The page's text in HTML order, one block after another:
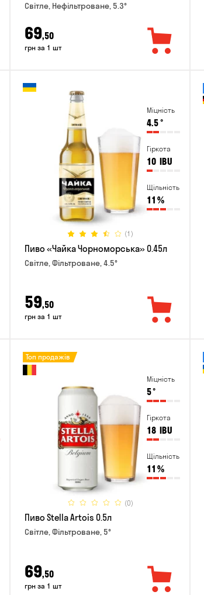
Світле, Нефільтроване, 5.3°
69,50
грн за 1 шт
Міцність
4.5°
Гіркота
10 IBU
Щільність
11 %
(1)
Пиво «Чайка Чорноморська» 0.45л
Світле, Фільтроване, 4.5°
59,50
грн за 1 шт
Міцність
5°
Гіркота
18 IBU
Щільність
11 %
(0)
Топ продажів
Пиво Stella Artois 0.5л
Світле, Фільтроване, 5°
69,50
грн за 1 шт